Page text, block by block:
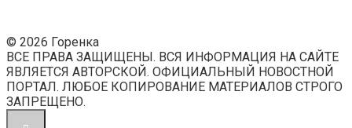
© 2026 Горенка
ВСЕ ПРАВА ЗАЩИЩЕНЫ. ВСЯ ИНФОРМАЦИЯ НА САЙТЕ
ЯВЛЯЕТСЯ АВТОРСКОЙ. ОФИЦИАЛЬНЫЙ НОВОСТНОЙ
ПОРТАЛ. ЛЮБОЕ КОПИРОВАНИЕ МАТЕРИАЛОВ СТРОГО
ЗАПРЕЩЕНО.